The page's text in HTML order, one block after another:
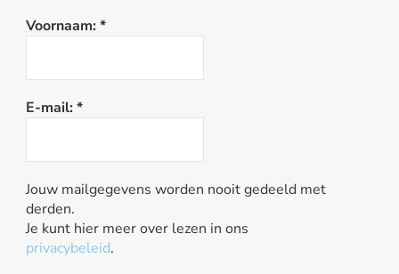
Voornaam: *
E-mail: *
Jouw mailgegevens worden nooit gedeeld met
derden.
Je kunt hier meer over lezen in ons
privacybeleid.